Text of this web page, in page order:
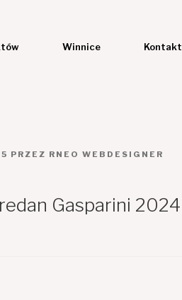
Winnice Kontakt
PRZEZ RNEO WEBDESIGNER
Gasparini 2024